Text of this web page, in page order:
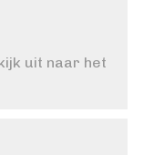
uit naar het